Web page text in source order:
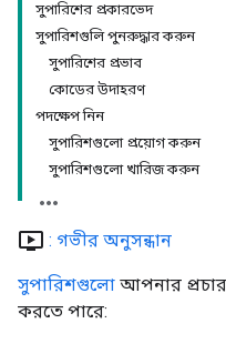
সুপারিশের প্রকারভেদ
সুপারিশগুলি পুনরুদ্ধার করুন
সুপারিশের প্রভাব
কোডের উদাহরণ
পদক্ষেপ নিন
সুপারিশগুলো প্রয়োগ করুন
সুপারিশগুলো খারিজ করুন
ondemand_video : গভীর অনুসন্ধান
সুপারিশগুলো আপনার
করতে পারে: